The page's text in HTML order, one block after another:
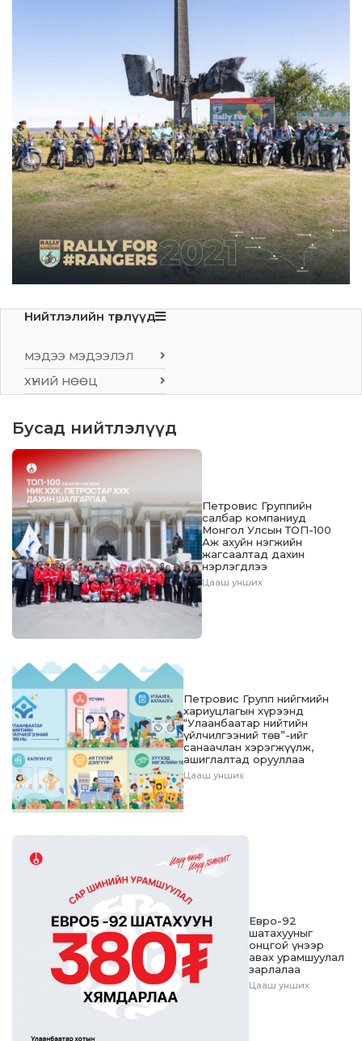
Нийтлэлийн төрлүүд
МЭДЭЭ МЭДЭЭЛЭЛ
ХҮНИЙ НӨӨЦ
Бусад нийтлэлүүд
Петровис Группийн
салбар компаниуд
Монгол Улсын ТОП-100
Аж ахуйн нэгжийн
жагсаалтад дахин
нэрлэгдлээ
Цааш унших
Петровис Групп нийгмийн
хариуцлагын хүрээнд
“Улаанбаатар нийтийн
үйлчилгээний төв”-ийг
санаачлан хэрэгжүүлж,
ашиглалтад орууллаа
Цааш унших
Евро-92
шатахууныг
онцгой үнээр
авах урамшуулал
зарлалаа
Цааш унших